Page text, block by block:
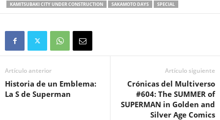
KAMITSUBAKI CITY UNDER CONSTRUCTION
SAKAMOTO DAYS SPECIAL
Artículo anterior
Historia de un Emblema:
La S de Superman
Artículo siguiente
Crónicas del Multiverso
#604: The SUMMER of
SUPERMAN in Golden and
Silver Age Comics